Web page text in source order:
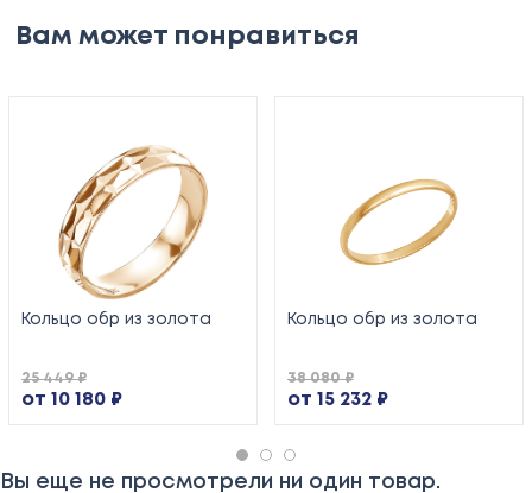
Вам может понравиться
Кольцо обр из золота
от 10 180 ₽
25 449 ₽
Кольцо обр из золота
от 15 232 ₽
38 080 ₽
Вы еще не просмотрели ни один товар.